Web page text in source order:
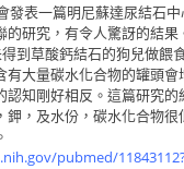
發表一篇明尼蘇達尿結石
的研究，有令人驚訝的結果
到草酸鈣結石的狗兒做餵
有大量碳水化合物的罐頭
認知剛好相反。這篇研究
鉀，及水份，碳水化合物
pubmed/